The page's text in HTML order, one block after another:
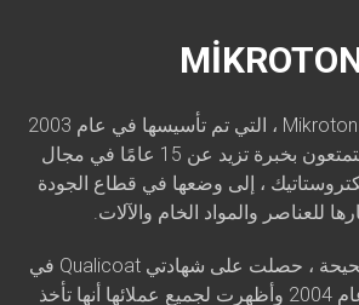
تهدف شركة Mikroton Kimya ، التي تم تأسيسها في عام 2003
من قبل 3 شركاء يتمتعون بخبرة تزيد عن 15 عامًا في مجال
، إلى وضعها في قطاع الجودة
للعناصر والمواد الخام والآلات.
نتيجة للدراسات الصحيحة ، حصلت على شهادتي Qualicoat في
الجودة ISOو في عام 2004 وأظهرت لجميع عملائها أنها تأخذ